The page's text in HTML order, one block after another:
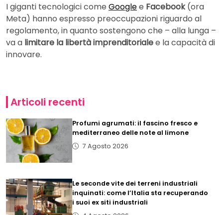
I giganti tecnologici come Googlee Facebook(ora
Meta) hanno espresso preoccupazioni riguardo al
regolamento, in quanto sostengono che – alla lunga –
va a limitare la libertà imprenditorialee la capacità di
innovare.
Articoli recenti
Profumi agrumati: il fascino fresco e
mediterraneo delle note al limone
7 Agosto 2026
Le seconde vite dei terreni industriali
inquinati: come l’Italia sta recuperando
i suoi ex siti industriali